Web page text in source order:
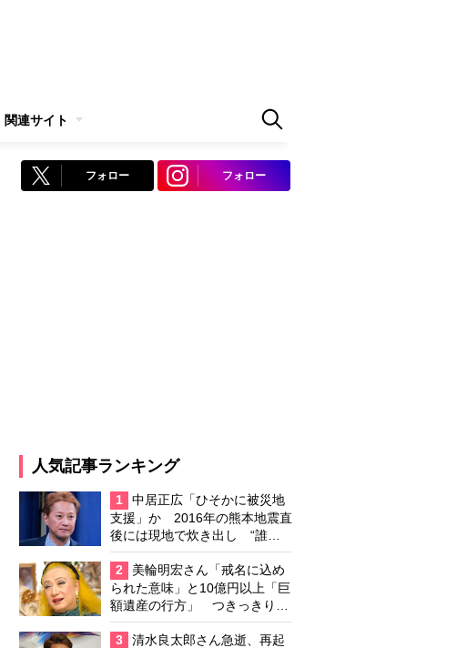
関連サイト
フォロー フォロー
人気記事ランキング
1
中居正広「ひそかに被災地
支援」か 2016年の熊本地震直
後には現地で炊き出し “誰に
も知られなくて良い”と、むし
ろ強まる福祉活動への思い
2
美輪明宏さん「戒名に込め
られた意味」と10億円以上「巨
額遺産の行方」 つきっきりで
私生活をサポートしていた元俳
優が相続か
3
清水良太郎さん急逝、再起